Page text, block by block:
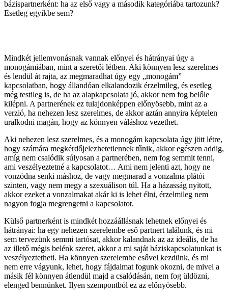
bázispartnerként: ha az első vagy a második kategóriába tartozunk?
Esetleg egyikbe sem?
Mindkét jellemvonásnak vannak előnyei és hátrányai úgy a
monogámiában, mint a szeretői létben. Aki könnyen lesz szerelmes
és lendül át rajta, az megmaradhat úgy egy „monogám”
kapcsolatban, hogy állandóan elkalandozik érzelmileg, és esetleg
még testileg is, de ha az alapkapcsolata jó, akkor nem fog belőle
kilépni. A partnerének ez tulajdonképpen előnyösebb, mint az a
verzió, ha nehezen lesz szerelmes, de akkor aztán annyira képtelen
uralkodni magán, hogy az könnyen váláshoz vezethet.
Aki nehezen lesz szerelmes, és a monogám kapcsolata úgy jött létre,
hogy számára megkérdőjelezhetetlennek tűnik, akkor egészen addig,
amíg nem csalódik súlyosan a partnerében, nem fog semmit tenni,
ami veszélyeztetné a kapcsolatot… Ami nem jelenti azt, hogy ne
vonzódna senki máshoz, de vagy megmarad a vonzalma plátói
szinten, vagy nem megy a szexuálison túl. Ha a házasság nyitott,
akkor ezeket a vonzalmakat akár ki is lehet élni, érzelmileg nem
nagyon fogja megrengetni a kapcsolatot.
Külső partnerként is mindkét hozzáállásnak lehetnek előnyei és
hátrányai: ha egy nehezen szerelembe eső partnert találunk, és mi
sem tervezünk semmi tartósat, akkor kalandnak az az ideális, de ha
az illető mégis belénk szeret, akkor a mi saját báziskapcsolatunkat is
veszélyeztetheti. Ha könnyen szerelembe esővel kezdünk, és mi
nem erre vágyunk, lehet, hogy fájdalmat fogunk okozni, de mivel a
másik fél könnyen átlendül majd a csalódásán, nem fog üldözni,
elenged bennünket. Ilyen szempontból ez az előnyösebb.